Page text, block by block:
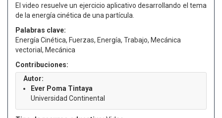
El video resuelve un ejercicio aplicativo desarrollando el tema
de la energía cinética de una partícula.
Palabras clave:
Energía Cinética, Fuerzas, Energía, Trabajo, Mecánica
vectorial, Mecánica
Contribuciones:
Autor:
Ever Poma Tintaya
Universidad Continental